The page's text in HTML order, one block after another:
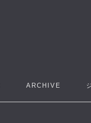
ARCHIVE